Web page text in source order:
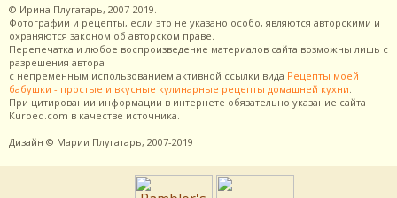
© Ирина Плугатарь, 2007-2019.
Фотографии и рецепты, если это не указано особо, являются авторскими и
охраняются законом об авторском праве.
Перепечатка и любое воспроизведение материалов сайта возможны лишь с
разрешения автора
с непременным использованием активной ссылки вида Рецепты моей
бабушки - простые и вкусные кулинарные рецепты домашней кухни.
При цитировании информации в интернете обязательно указание сайта
Kuroed.com в качестве источника.
Дизайн © Марии Плугатарь, 2007-2019